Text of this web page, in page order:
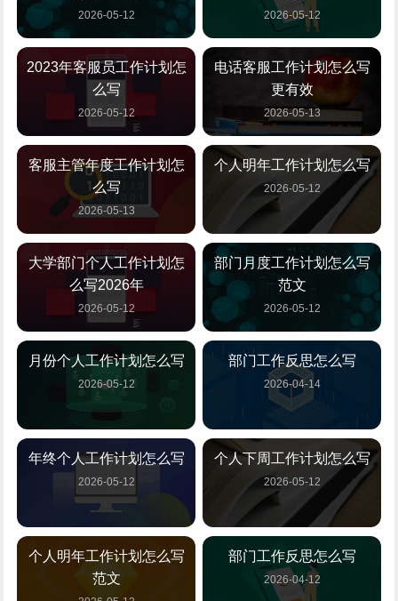
2026-05-12 2026-05-12
2023年客服员工作计划怎
么写
2026-05-12
电话客服工作计划怎么写
更有效
2026-05-13
客服主管年度工作计划怎
么写
2026-05-13
个人明年工作计划怎么写
2026-05-12
大学部门个人工作计划怎
么写2026年
2026-05-12
部门月度工作计划怎么写
范文
2026-05-12
月份个人工作计划怎么写
2026-05-12
部门工作反思怎么写
2026-04-14
年终个人工作计划怎么写
2026-05-12
个人下周工作计划怎么写
2026-05-12
个人明年工作计划怎么写
范文
部门工作反思怎么写
2026-04-12